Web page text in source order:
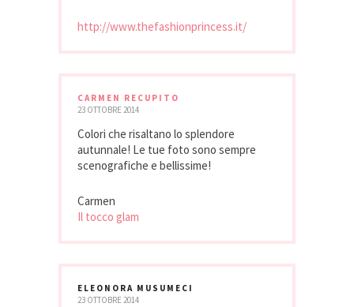
http://www.thefashionprincess.it/
CARMEN RECUPITO
23 OTTOBRE 2014
Colori che risaltano lo splendore
autunnale! Le tue foto sono sempre
scenografiche e bellissime!
Carmen
Il tocco glam
ELEONORA MUSUMECI
23 OTTOBRE 2014